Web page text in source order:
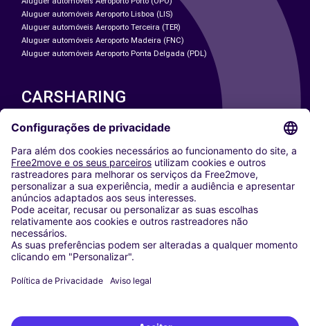
Aluguer automóveis Aeroporto Lisboa (LIS)
Aluguer automóveis Aeroporto Terceira (TER)
Aluguer automóveis Aeroporto Madeira (FNC)
Aluguer automóveis Aeroporto Ponta Delgada (PDL)
CARSHARING
NOSSAS CIDADES
Washington DC
Milan
Rome
Turin
Vienna
Berlin
Cologne
Dusseldorf
Frankfurt
Munich